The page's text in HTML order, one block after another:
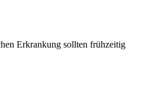
Erkrankung sollten frühzeitig